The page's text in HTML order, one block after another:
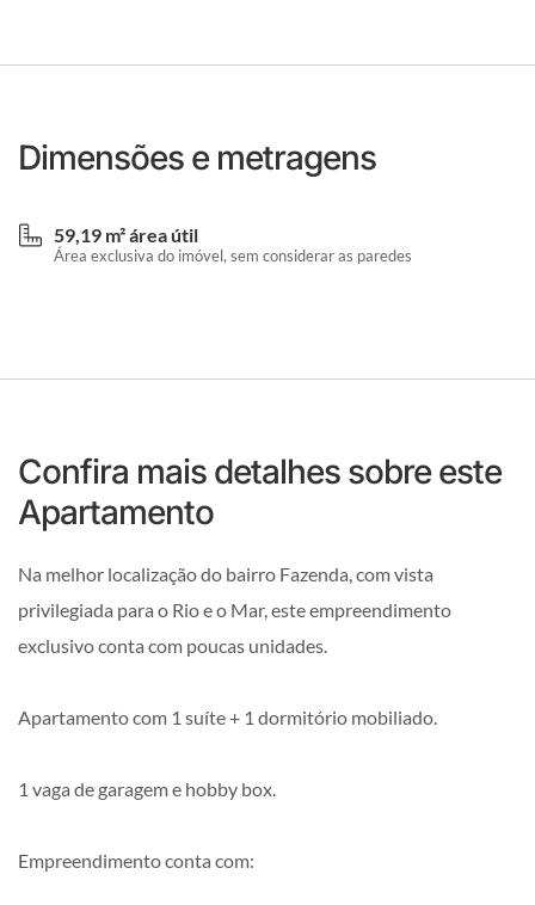
Dimensões e metragens
59,19 m² área útil
Área exclusiva do imóvel, sem considerar as paredes
Confira mais detalhes sobre este
Apartamento
Na melhor localização do bairro Fazenda, com vista
privilegiada para o Rio e o Mar, este empreendimento
exclusivo conta com poucas unidades.
Apartamento com 1 suíte + 1 dormitório mobiliado.
1 vaga de garagem e hobby box.
Empreendimento conta com: